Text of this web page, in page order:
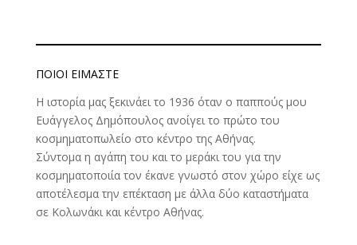
ΠΟΙΟΊ ΕΊΜΑΣΤΕ
Η ιστορία μας ξεκινάει το 1936 όταν ο παππούς μου
Ευάγγελος Δημόπουλος ανοίγει το πρώτο του
κοσμηματοπωλείο στο κέντρο της Αθήνας.
Σύντομα η αγάπη του και το μεράκι του για την
κοσμηματοποιία τον έκανε γνωστό στον χώρο είχε ως
αποτέλεσμα την επέκταση με άλλα δύο καταστήματα
σε Κολωνάκι και κέντρο Αθήνας.